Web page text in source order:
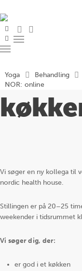
to
main
content
facebook
instagram
search
Menu
Menu
Yoga Behandling
NOR: online
Vi søger en ny kollega til
nordic health house.
Stillingen er på 20–25
weekender i tidsrummet
Vi søger dig, der:
er god i et køkken